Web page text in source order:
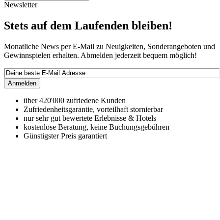
Newsletter
Stets auf dem Laufenden bleiben!
Monatliche News per E-Mail zu Neuigkeiten, Sonderangeboten und
Gewinnspielen erhalten. Abmelden jederzeit bequem möglich!
Anmelden
über 420'000 zufriedene Kunden
Zufriedenheitsgarantie, vorteilhaft stornierbar
nur sehr gut bewertete Erlebnisse & Hotels
kostenlose Beratung, keine Buchungsgebühren
Günstigster Preis garantiert